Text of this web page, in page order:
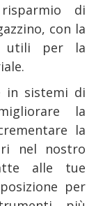
di
con la
utili per la
in sistemi di
la
la
nel nostro
alle tue
per